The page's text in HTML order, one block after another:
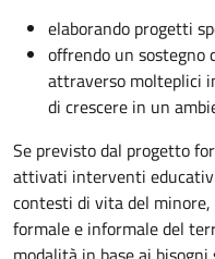
elaborando progetti
offrendo un sostegno
attraverso molteplici
di crescere in un
Se previsto dal progetto
attivati interventi
contesti di vita del minore,
formale e informale del